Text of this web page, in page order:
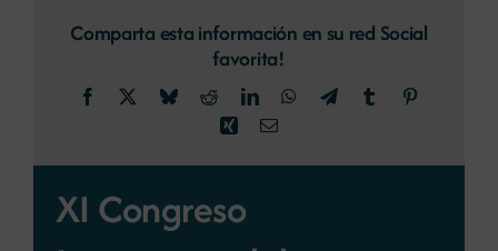
Comparta esta información en su red Social
favorita!
Facebook BlueskyRedditLinkedInWhatsApp
TelegramTumblr
XingCorreo
XI Congreso